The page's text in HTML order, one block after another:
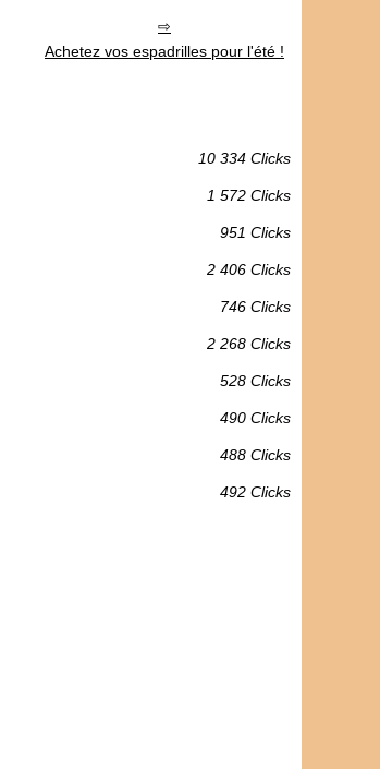
Achetez vos espadrilles pour l'été !
10 334 Clicks
1 572 Clicks
951 Clicks
2 406 Clicks
746 Clicks
2 268 Clicks
528 Clicks
490 Clicks
488 Clicks
492 Clicks